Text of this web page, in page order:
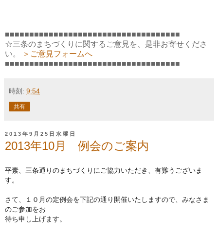
■■■■■■■■■■■■■■■■■■■■■■■■■■■■■■■■■■■■
☆三条のまちづくりに関するご意見を、是非お寄せくださ
い。
＞ご意見フォームへ
■■■■■■■■■■■■■■■■■■■■■■■■■■■■■■■■■■■■
時刻: 9:54
共有
2013年9月25日水曜日
2013年10月 例会のご案内
平素、三条通りのまちづくりにご協力いただき、 有難うございま
す。
さて、１０月の定例会を下記の通り開催いたしますので、 みなさま
のご参加をお
待ち申し上げます。